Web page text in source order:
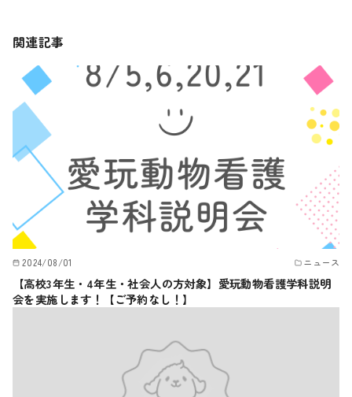
関連記事
2024/08/01 ニュース
【高校3年生・4年生・社会人の方対象】愛玩動物看護学科説明
会を実施します！【ご予約なし！】